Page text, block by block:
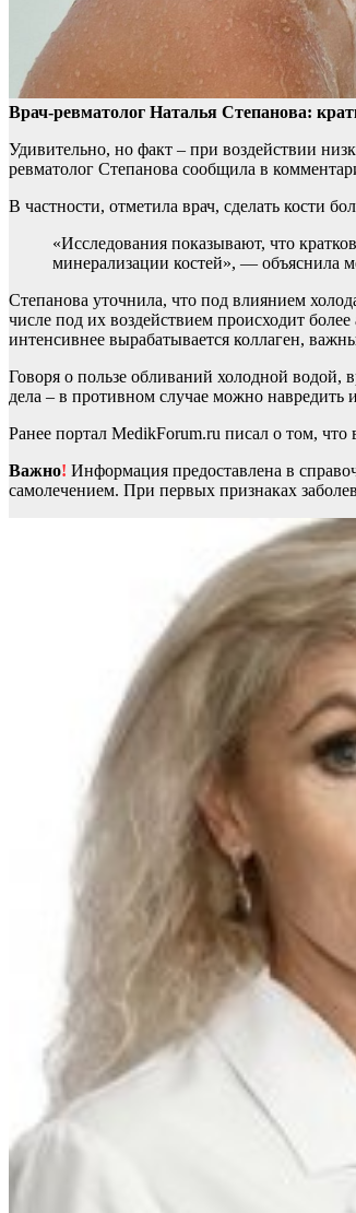
Врач-ревматолог Наталья Степанова:
Удивительно, но факт – при воздействии
ревматолог Степанова сообщила в
В частности, отметила врач, сделать кости
«Исследования показывают, что
минерализации костей», — объяснила
Степанова уточнила, что под влиянием
числе под их воздействием происходит
интенсивнее вырабатывается коллаген,
Говоря о пользе обливаний холодной водой,
дела – в противном случае можно навредить
Ранее портал MedikForum.ru писал о том,
Важно! Информация предоставлена в
самолечением. При первых признаках